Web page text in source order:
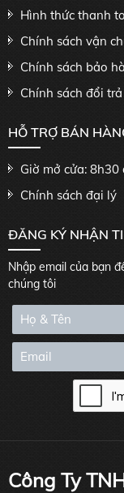
Hình thức thanh
Chính sách vận
Chính sách bảo
Chính sách đổi
HỖ TRỢ BÁN
Giờ mở cửa:
Chính sách đại lý
ĐĂNG KÝ NHẬN
Nhập email của bạn
chúng tôi
Công Ty